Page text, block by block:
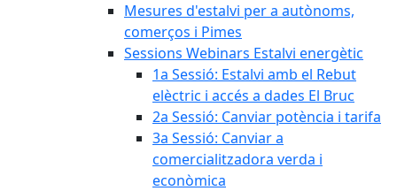
Mesures d'estalvi per a autònoms,
comerços i Pimes
Sessions Webinars Estalvi energètic
1a Sessió: Estalvi amb el Rebut
elèctric i accés a dades El Bruc
2a Sessió: Canviar potència i tarifa
3a Sessió: Canviar a
comercialitzadora verda i
econòmica